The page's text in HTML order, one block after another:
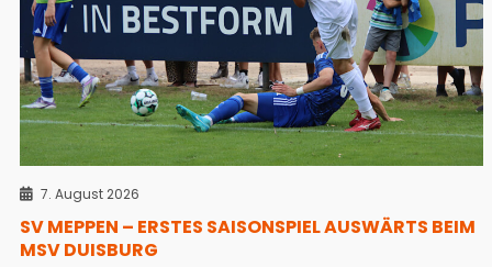
7. August 2026
SV MEPPEN – ERSTES SAISONSPIEL AUSWÄRTS BEIM
MSV DUISBURG